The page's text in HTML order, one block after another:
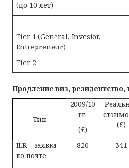
(до 10 лет)
Tier 1 (General, Investor,
Entrepreneur)
Tier 2
Продление виз, резидентство,
Тип
2009/10
гг.
(£)
(£)
ILR – заявка
по почте
820 341